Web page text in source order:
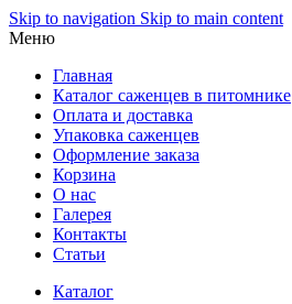
Skip to navigation Skip to main content
Меню
Главная
Каталог саженцев в питомнике
Оплата и доставка
Упаковка саженцев
Оформление заказа
Корзина
О нас
Галерея
Контакты
Статьи
Каталог